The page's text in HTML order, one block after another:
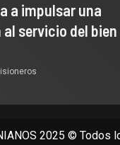
a impulsar una
servicio del bien
2025 © Todos